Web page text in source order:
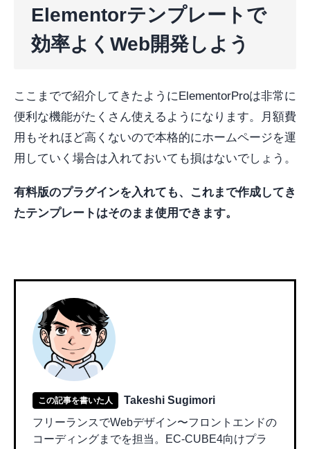
Elementorテンプレートで
効率よくWeb開発しよう
ここまでで紹介してきたようにElementorProは非常に
便利な機能がたくさん使えるようになります。月額費
用もそれほど高くないので本格的にホームページを運
用していく場合は入れておいても損はないでしょう。
有料版のプラグインを入れても、これまで作成してき
たテンプレートはそのまま使用できます。
この記事を書いた人
Takeshi Sugimori
フリーランスでWebデザイン〜フロントエンドの
コーディングまでを担当。EC-CUBE4向けプラ